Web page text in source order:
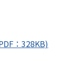
：328KB)